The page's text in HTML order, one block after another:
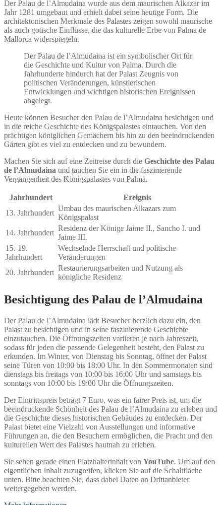
Der Palau de l’Almudaina wurde aus dem maurischen Alkazar im
Jahr 1281 umgebaut und erhielt dabei seine heutige Form. Die
architektonischen Merkmale des Palastes zeigen sowohl maurische
als auch gotische Einflüsse, die das kulturelle Erbe von Palma de
Mallorca widerspiegeln.
Der Palau de l’Almudaina ist ein symbolischer Ort für
die Geschichte und Kultur von Palma. Durch die
Jahrhunderte hindurch hat der Palast Zeugnis von
politischen Veränderungen, künstlerischen
Entwicklungen und wichtigen historischen Ereignissen
abgelegt.
Heute können Besucher den Palau de l’Almudaina besichtigen und
in die reiche Geschichte des Königspalastes eintauchen. Von den
prächtigen königlichen Gemächern bis hin zu den beeindruckenden
Gärten gibt es viel zu entdecken und zu bewundern.
Machen Sie sich auf eine Zeitreise durch die Geschichte des Palau
de l’Almudaina und tauchen Sie ein in die faszinierende
Vergangenheit des Königspalastes von Palma.
Jahrhundert
Ereignis
13. Jahrhundert
Umbau des maurischen Alkazars zum
Königspalast
14. Jahrhundert
Residenz der Könige Jaime II., Sancho I. und
Jaime III.
15.-19.
Jahrhundert
Wechselnde Herrschaft und politische
Veränderungen
20. Jahrhundert
Restaurierungsarbeiten und Nutzung als
königliche Residenz
Besichtigung des Palau de l’Almudaina
Der Palau de l’Almudaina lädt Besucher herzlich dazu ein, den
Palast zu besichtigen und in seine faszinierende Geschichte
einzutauchen. Die Öffnungszeiten variieren je nach Jahreszeit,
sodass für jeden die passende Gelegenheit besteht, den Palast zu
erkunden. Im Winter, von Dienstag bis Sonntag, öffnet der Palast
seine Türen von 10:00 bis 18:00 Uhr. In den Sommermonaten sind
dienstags bis freitags von 10:00 bis 16:00 Uhr und samstags bis
sonntags von 10:00 bis 19:00 Uhr die Öffnungszeiten.
Der Eintrittspreis beträgt 7 Euro, was ein fairer Preis ist, um die
beeindruckende Schönheit des Palau de l’Almudaina zu erleben und
die Geschichte dieses historischen Gebäudes zu entdecken. Der
Palast bietet eine Vielzahl von Ausstellungen und informative
Führungen an, die den Besuchern ermöglichen, die Pracht und den
kulturellen Wert des Palastes hautnah zu erleben.
Sie sehen gerade einen Platzhalterinhalt von YouTube. Um auf den
eigentlichen Inhalt zuzugreifen, klicken Sie auf die Schaltfläche
unten. Bitte beachten Sie, dass dabei Daten an Drittanbieter
weitergegeben werden.